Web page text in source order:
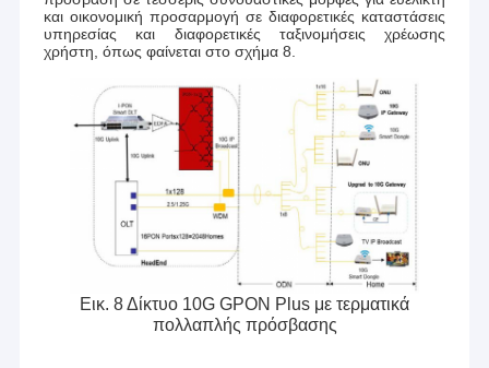
και οικονομική προσαρμογή σε διαφορετικές καταστάσεις
υπηρεσίας και διαφορετικές ταξινομήσεις χρέωσης
χρήστη, όπως φαίνεται στο σχήμα 8.
Εικ. 8 Δίκτυο 10G GPON Plus με τερματικά
πολλαπλής πρόσβασης